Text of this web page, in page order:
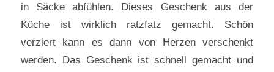
in Säcke abfühlen. Dieses Geschenk aus der
Küche ist wirklich ratzfatz gemacht. Schön
verziert kann es dann von Herzen verschenkt
werden. Das Geschenk ist schnell gemacht und